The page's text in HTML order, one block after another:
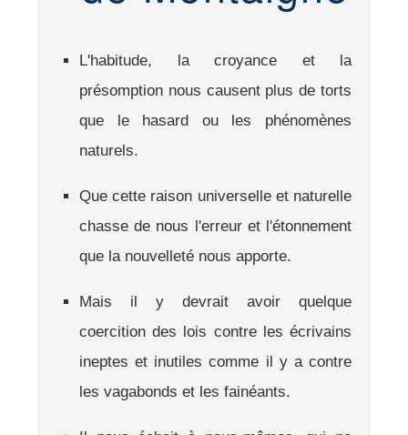
L'habitude, la croyance et la
présomption nous causent plus de torts
que le hasard ou les phénomènes
naturels.
Que cette raison universelle et naturelle
chasse de nous l'erreur et l'étonnement
que la nouvelleté nous apporte.
Mais il y devrait avoir quelque
coercition des lois contre les écrivains
ineptes et inutiles comme il y a contre
les vagabonds et les fainéants.